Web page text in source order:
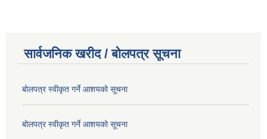
सार्वजनिक खरीद / बोलपत्र सूचना
बोलपत्र स्वीकृत गर्ने आशयको सूचना
बोलपत्र स्वीकृत गर्ने आशयको सूचना